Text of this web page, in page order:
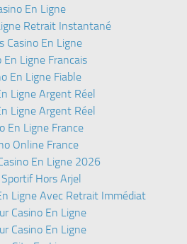
En Ligne
Retrait Instantané
Casino En Ligne
En Ligne Francais
En Ligne Fiable
Ligne Argent Réel
Ligne Argent Réel
En Ligne France
Online France
En Ligne 2026
Sportif Hors Arjel
Ligne Avec Retrait Immédiat
Casino En Ligne
Casino En Ligne